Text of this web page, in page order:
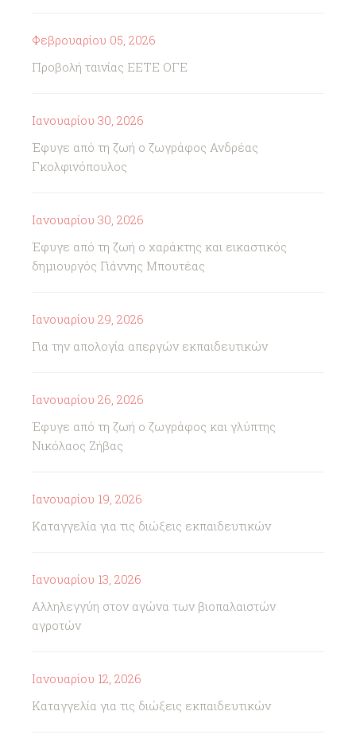
Φεβρουαρίου 05, 2026
Προβολή ταινίας ΕΕΤΕ ΟΓΕ
Ιανουαρίου 30, 2026
Έφυγε από τη ζωή ο ζωγράφος Ανδρέας
Γκολφινόπουλος
Ιανουαρίου 30, 2026
Έφυγε από τη ζωή ο χαράκτης και εικαστικός
δημιουργός Γιάννης Μπουτέας
Ιανουαρίου 29, 2026
Για την απολογία απεργών εκπαιδευτικών
Ιανουαρίου 26, 2026
Έφυγε από τη ζωή ο ζωγράφος και γλύπτης
Νικόλαος Ζήβας
Ιανουαρίου 19, 2026
Καταγγελία για τις διώξεις εκπαιδευτικών
Ιανουαρίου 13, 2026
Αλληλεγγύη στον αγώνα των βιοπαλαιστών
αγροτών
Ιανουαρίου 12, 2026
Καταγγελία για τις διώξεις εκπαιδευτικών